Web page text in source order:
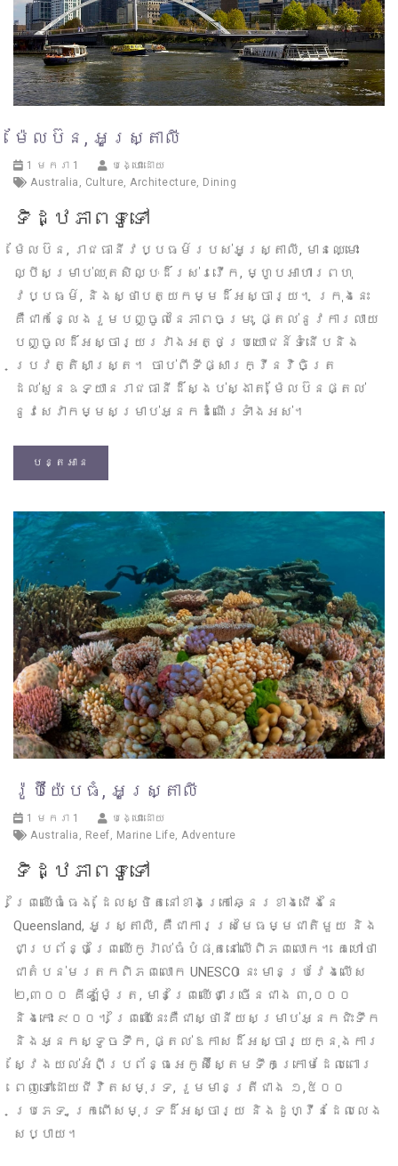
ម៉ែលប៊ន, អូស្ត្រាលី
1 មករា 1
បង្ហោះដោយ
Australia
Culture Architecture Dining
ទិដ្ឋភាពទូទៅ
ម៉ែលប៊ន, រាជធានីវប្បធម៌របស់អូស្ត្រាលី, មានឈ្មោះ
ល្បីសម្រាប់ឈុតសិល្បៈដ៏រស់រវើក, ម្ហូបអាហារពហុ
វប្បធម៌, និងស្ថាបត្យកម្មដ៏អស្ចារ្យ។ ក្រុងនេះ
គឺជាកន្លែងរួមបញ្ចូលនៃភាពចម្រុះ, ផ្តល់នូវការលាយ
បញ្ចូលដ៏អស្ចារ្យរវាងអត្ថប្រយោជន៍ទំនើបនិង
ប្រវត្តិសាស្ត្រ។ ចាប់ពីទីផ្សារក្វីនវិចិត្រ
ដល់សួនឧទ្យានរាជធានីដ៏ស្ងប់ស្ងាត់, ម៉ែលប៊នផ្តល់
នូវសេវាកម្មសម្រាប់អ្នកដំណើរទាំងអស់។
បន្តអាន
រ៉ូប៊ីយ៉ែបធំ, អូស្ត្រាលី
1 មករា 1
បង្ហោះដោយ
Australia , Reef, Marine Life, Adventure
ទិដ្ឋភាពទូទៅ
ព្រៃឈើធំធេង, ដែលស្ថិតនៅខាងក្រៅឆ្នេរខាងជើងនៃ
Queensland, អូស្ត្រាលី, គឺជាការស្រមៃធម្មជាតិមួយ និង
ជាប្រព័ន្ធព្រៃឈើកូរ៉ាល់ធំបំផុតនៅលើពិភពលោក។ គេហៅថា
ជាតំបន់មរតកពិភពលោក UNESCO នេះ មានប្រវែងលើស
២,៣០០ គីឡូម៉ែត្រ, មានព្រៃឈើជាច្រើនជាង ៣,០០០
និងកោះ ៩០០។ ព្រៃឈើនេះគឺជាស្ថានីយសម្រាប់អ្នកជិះទឹក
និងអ្នកស្ទូចទឹក, ផ្តល់ឱកាសដ៏អស្ចារ្យក្នុងការ
ស្វែងយល់អំពីប្រព័ន្ធអេកូស៊ីស្តែមទឹកក្រោមដែលពោរ
ពេញទៅដោយជីវិតសមុទ្រ, រួមមានត្រីជាង ១,៥០០
ប្រភេទ, ក្រពើសមុទ្រដ៏អស្ចារ្យ និងដូហ្វីនដែលលេង
សប្បាយ។